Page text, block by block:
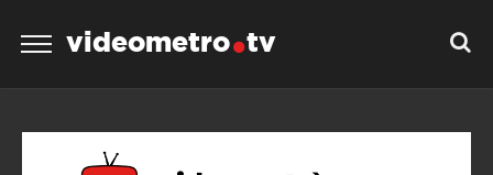
videometro tv